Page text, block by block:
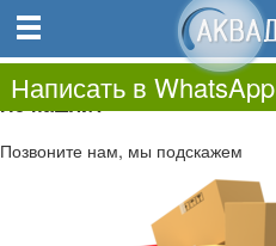
0.00
0
Не нашли?
Позвоните нам, мы подскажем
Написать в WhatsApp